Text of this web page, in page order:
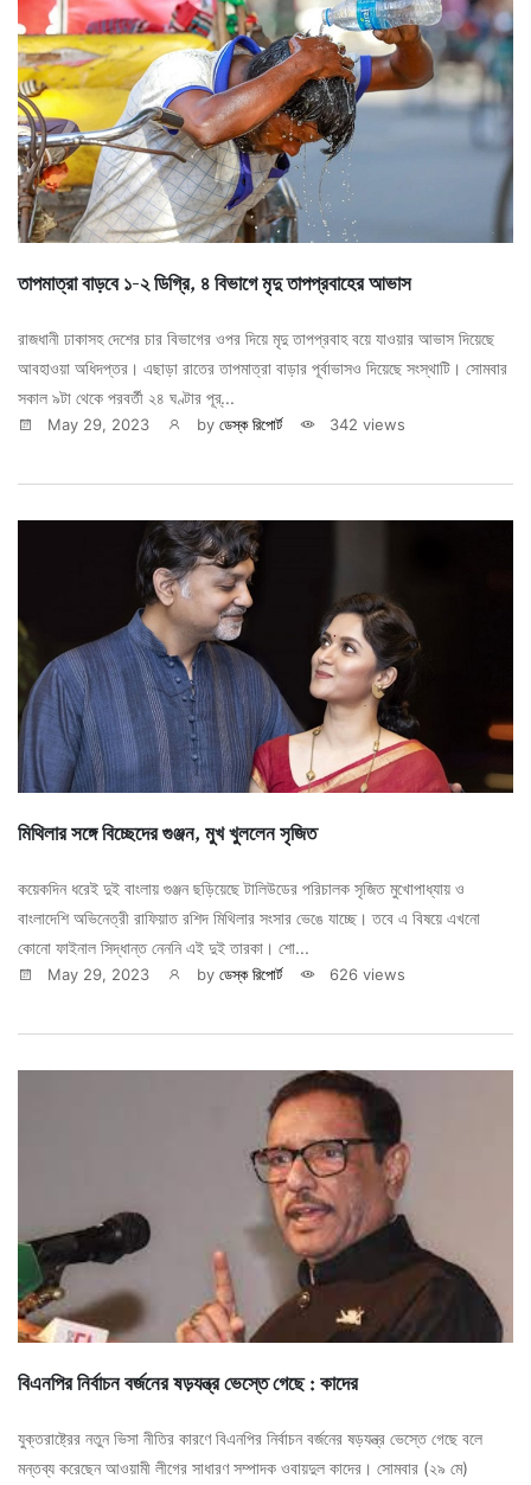
তাপমাত্রা বাড়বে ১-২ ডিগ্রি, ৪ বিভাগে মৃদু তাপপ্রবাহের আভাস
রাজধানী ঢাকাসহ দেশের চার বিভাগের ওপর দিয়ে মৃদু তাপপ্রবাহ বয়ে যাওয়ার আভাস দিয়েছে
আবহাওয়া অধিদপ্তর। এছাড়া রাতের তাপমাত্রা বাড়ার পূর্বাভাসও দিয়েছে সংস্থাটি। সোমবার
সকাল ৯টা থেকে পরবর্তী ২৪ ঘণ্টার পূর্...
May 29, 2023 by ডেস্ক রিপোর্ট 342 views
মিথিলার সঙ্গে বিচ্ছেদের গুঞ্জন, মুখ খুললেন সৃজিত
কয়েকদিন ধরেই দুই বাংলায় গুঞ্জন ছড়িয়েছে টালিউডের পরিচালক সৃজিত মুখোপাধ্যায় ও
বাংলাদেশি অভিনেত্রী রাফিয়াত রশিদ মিথিলার সংসার ভেঙে যাচ্ছে। তবে এ বিষয়ে এখনো
কোনো ফাইনাল সিদ্ধান্ত নেননি এই দুই তারকা। শো...
May 29, 2023 by ডেস্ক রিপোর্ট 626 views
বিএনপির নির্বাচন বর্জনের ষড়যন্ত্র ভেস্তে গেছে : কাদের
যুক্তরাষ্ট্রের নতুন ভিসা নীতির কারণে বিএনপির নির্বাচন বর্জনের ষড়যন্ত্র ভেস্তে গেছে বলে
মন্তব্য করেছেন আওয়ামী লীগের সাধারণ সম্পাদক ওবায়দুল কাদের। সোমবার (২৯ মে)